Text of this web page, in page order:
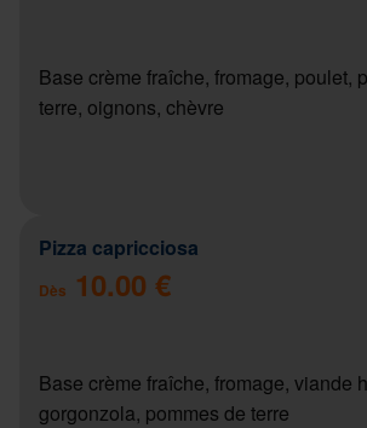
Base crème fraîche, fromage, poulet,
terre, oignons, chèvre
Pizza capricciosa
Dès 10.00 €
Base crème fraîche, fromage, viande
gorgonzola, pommes de terre